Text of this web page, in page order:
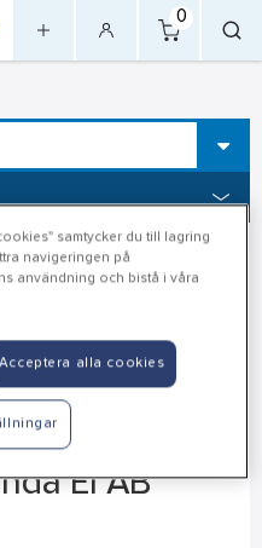
0
El AB
samtycker du till lagring
navigeringen på
användning och bistå i våra
Acceptera alla cookies